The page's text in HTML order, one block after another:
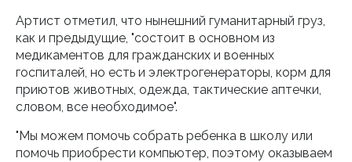
Артист отметил, что нынешний гуманитарный груз,
как и предыдущие, "состоит в основном из
медикаментов для гражданских и военных
госпиталей, но есть и электрогенераторы, корм для
приютов животных, одежда, тактические аптечки,
словом, все необходимое".
"Мы можем помочь собрать ребенка в школу или
помочь приобрести компьютер, поэтому оказываем